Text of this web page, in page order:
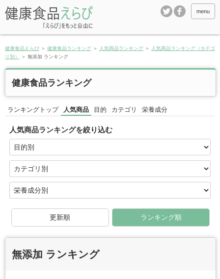
menu
健康食品えらび ＞ 健康食品ランキング ＞ 人気商品ランキング ＞
人気商品ランキング（カテゴ
リ別）
＞ 無添加 ランキング
健康食品ランキング
ランキングトップ 人気商品 目的 カテゴリ 栄養成分
人気商品ランキングを絞り込む
更新順 ランキング順
無添加 ランキング